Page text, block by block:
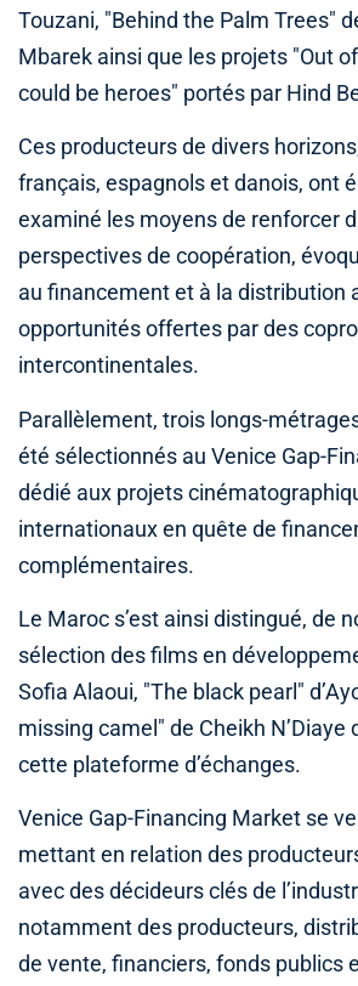
Touzani, "Behind the Palm Trees"
Mbarek ainsi que les projets "Out
could be heroes" portés par Hind
Ces producteurs de divers
français, espagnols et danois, ont
examiné les moyens de renforcer
perspectives de coopération,
au financement et à la distribution
opportunités offertes par des
intercontinentales.
Parallèlement, trois longs-
été sélectionnés au Venice Gap-
dédié aux projets
internationaux en quête de
complémentaires.
Le Maroc s’est ainsi distingué, de
sélection des films en
Sofia Alaoui, "The black pearl"
missing camel" de Cheikh N’Diaye
cette plateforme d’échanges.
Venice Gap-Financing Market se
mettant en relation des
avec des décideurs clés de
notamment des producteurs,
de vente, financiers, fonds publics